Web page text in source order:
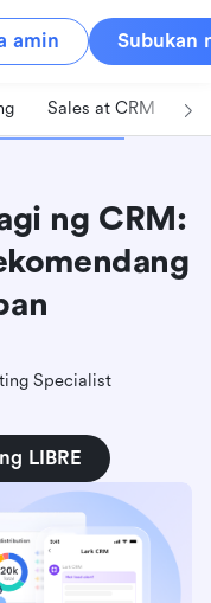
amin Subukan
Sales at CRM
ng CRM:
Specialist
LIBRE